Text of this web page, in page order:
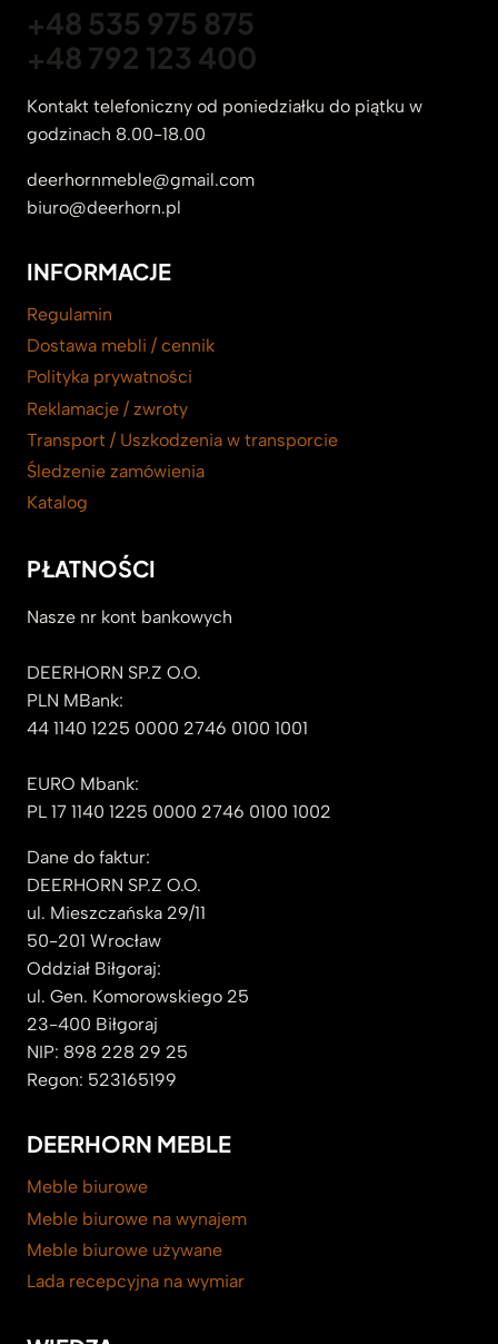
+48 535 975 875
+48 792 123 400
Kontakt telefoniczny od poniedziałku do piątku w
godzinach 8.00-18.00
deerhornmeble@gmail.com
biuro@deerhorn.pl
INFORMACJE
Regulamin
Dostawa mebli / cennik
Polityka prywatności
Reklamacje / zwroty
Transport / Uszkodzenia w transporcie
Śledzenie zamówienia
Katalog
PŁATNOŚCI
Nasze nr kont bankowych
DEERHORN SP.Z O.O.
PLN MBank:
44 1140 1225 0000 2746 0100 1001
EURO Mbank:
PL 17 1140 1225 0000 2746 0100 1002
Dane do faktur:
DEERHORN SP.Z O.O.
ul. Mieszczańska 29/11
50-201 Wrocław
Oddział Biłgoraj:
ul. Gen. Komorowskiego 25
23-400 Biłgoraj
NIP: 898 228 29 25
Regon: 523165199
DEERHORN MEBLE
Meble biurowe
Meble biurowe na wynajem
Meble biurowe używane
Lada recepcyjna na wymiar